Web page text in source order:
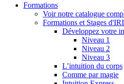
Formations
Voir notre catalogue
Formations et Stages
Développez votre
Niveau 1
Niveau 2
Niveau 3
L’intuition du corps
Comme par magie